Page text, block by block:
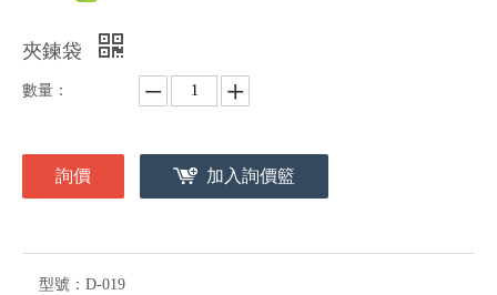
夾鍊袋
數量：
詢價 加入詢價籃
型號： D-019